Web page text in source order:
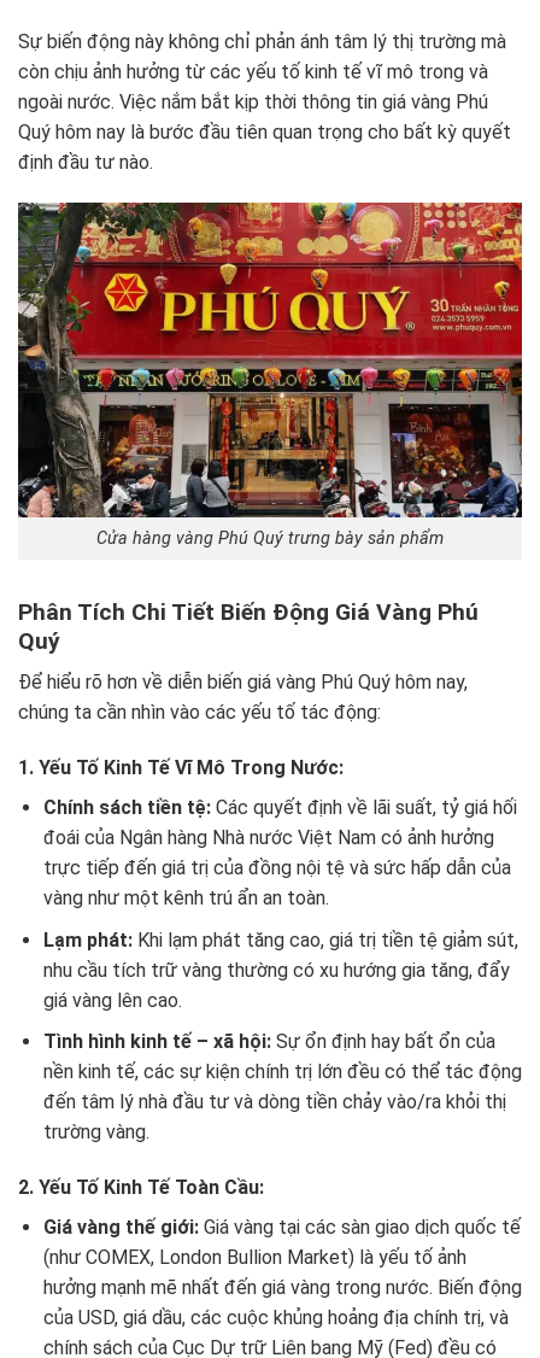
Sự biến động này không chỉ phản ánh tâm lý thị trường mà
còn chịu ảnh hưởng từ các yếu tố kinh tế vĩ mô trong và
ngoài nước. Việc nắm bắt kịp thời thông tin giá vàng Phú
Quý hôm nay là bước đầu tiên quan trọng cho bất kỳ quyết
định đầu tư nào.
Cửa hàng vàng Phú Quý trưng bày sản phẩm
Phân Tích Chi Tiết Biến Động Giá Vàng Phú
Quý
Để hiểu rõ hơn về diễn biến giá vàng Phú Quý hôm nay,
chúng ta cần nhìn vào các yếu tố tác động:
1. Yếu Tố Kinh Tế Vĩ Mô Trong Nước:
Chính sách tiền tệ:Các quyết định về lãi suất, tỷ giá hối
đoái của Ngân hàng Nhà nước Việt Nam có ảnh hưởng
trực tiếp đến giá trị của đồng nội tệ và sức hấp dẫn của
vàng như một kênh trú ẩn an toàn.
Lạm phát:Khi lạm phát tăng cao, giá trị tiền tệ giảm sút,
nhu cầu tích trữ vàng thường có xu hướng gia tăng, đẩy
giá vàng lên cao.
Tình hình kinh tế – xã hội:Sự ổn định hay bất ổn của
nền kinh tế, các sự kiện chính trị lớn đều có thể tác động
đến tâm lý nhà đầu tư và dòng tiền chảy vào/ra khỏi thị
trường vàng.
2. Yếu Tố Kinh Tế Toàn Cầu:
Giá vàng thế giới:Giá vàng tại các sàn giao dịch quốc tế
(như COMEX, London Bullion Market) là yếu tố ảnh
hưởng mạnh mẽ nhất đến giá vàng trong nước. Biến động
của USD, giá dầu, các cuộc khủng hoảng địa chính trị, và
chính sách của Cục Dự trữ Liên bang Mỹ (Fed) đều có